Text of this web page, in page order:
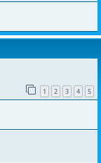
1 2 3 4 5